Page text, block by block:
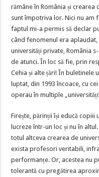
rămâne în România și crearea
sunt împotriva lor. Nici nu am
faptul mi-a permis să declar
când fenomenul era
universități private, România
de atunci. În loc să fie, prin
Cehia și alte țări! În buletinele
luptat, din 1993 încoace, cu
operau în multiple
Firește, părinții își educă
lucreze într-un loc și nu în
totul altceva crearea de
exista profesori veritabili,
performanțe. Or, acestea nu
tolerantă cu pregătirea